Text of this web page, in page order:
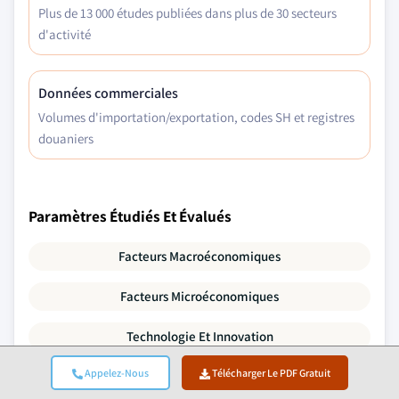
Appelez-Nous Télécharger Le PDF Gratuit
Plus de 13 000 études publiées dans plus de 30 secteurs
d'activité
Données commerciales
Volumes d'importation/exportation, codes SH et registres
douaniers
Paramètres Étudiés Et Évalués
Facteurs Macroéconomiques
Facteurs Microéconomiques
Technologie Et Innovation
Environnement Réglementaire Et Politique